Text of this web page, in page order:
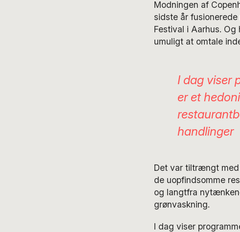
Modningen af
sidste år fusionerede
Festival i Aarhus.
umuligt at omtale
I dag viser
er et
handlinger
Det var tiltrængt
de uopfindsomme
og langtfra
grønvaskning.
I dag viser